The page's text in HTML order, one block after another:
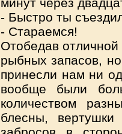
- Быстро ты
- Стараемся!
Отобедав
рыбных запасов,
принесли нам ни
вообще были
количеством
блесны,